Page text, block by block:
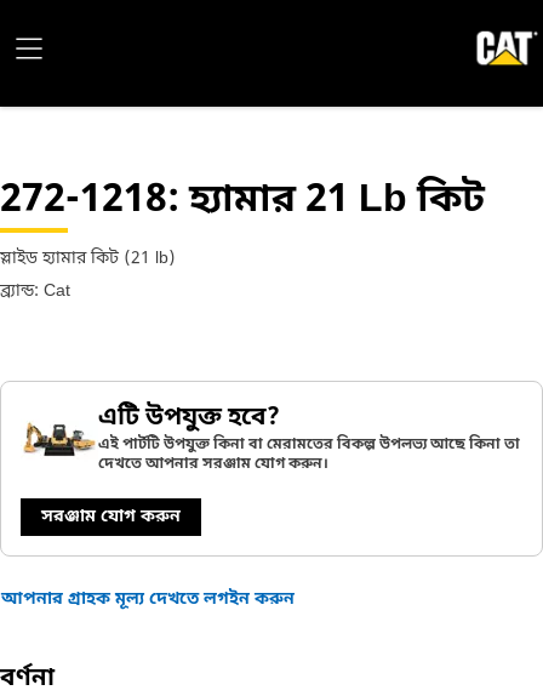
272-1218: হ্যামার 21 Lb কিট
স্লাইড হ্যামার কিট (21 lb)
ব্র্যান্ড: Cat
এটি উপযুক্ত হবে?
এই পার্টটি উপযুক্ত কিনা বা মেরামতের বিকল্প উপলভ্য আছে কিনা তা
দেখতে আপনার সরঞ্জাম যোগ করুন।
সরঞ্জাম যোগ করুন
আপনার গ্রাহক মূল্য দেখতে লগইন করুন
বর্ণনা